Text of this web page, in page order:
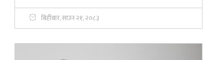
बिहीबार, साउन २१, २०८३